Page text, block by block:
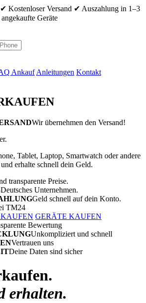
✔ Kostenloser Versand ✔ Auszahlung in 1–3
Geräte
Ankauf Anleitungen Kontakt
Wir übernehmen den Versand!
Tablet, Laptop, Smartwatch oder andere
erhalte schnell dein Geld.
transparente Preise.
Deutsches Unternehmen.
Geld schnell auf dein Konto.
GERÄTE KAUFEN
Bewertung
Unkompliziert und schnell
Vertrauen uns
Deine Daten sind sicher
erhalten.